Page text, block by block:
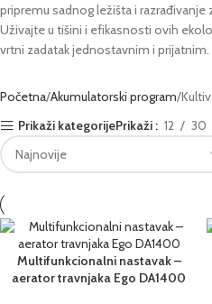
pripremu sadnog ležišta i
Uživajte u tišini i efikasnosti ovih
vrtni zadatak jednostavnim i prijatnim.
Početna Akumulatorski program
Prikaži kategorijePrikaži 12 30
Multifunkcionalni nastavak –
aerator travnjaka Ego DA1400